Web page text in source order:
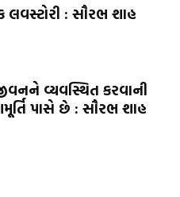
લવસ્ટોરી : સૌરભ શાહ
વ્યવસ્થિત કરવાની
પાસે છે : સૌરભ શાહ